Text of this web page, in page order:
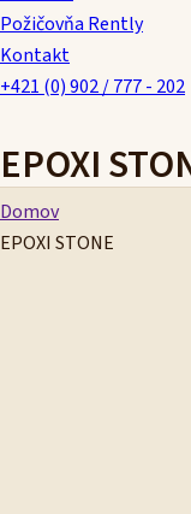
Požičovňa Rently
Kontakt
+421 (0) 902 / 777 - 202
EPOXI
Domov
EPOXI STONE